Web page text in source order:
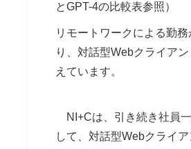
とGPT-4の比較表参照）
リモートワークによる勤
り、対話型Webクライア
えています。
NI+Cは、引き続き社員
して、対話型Webクライ